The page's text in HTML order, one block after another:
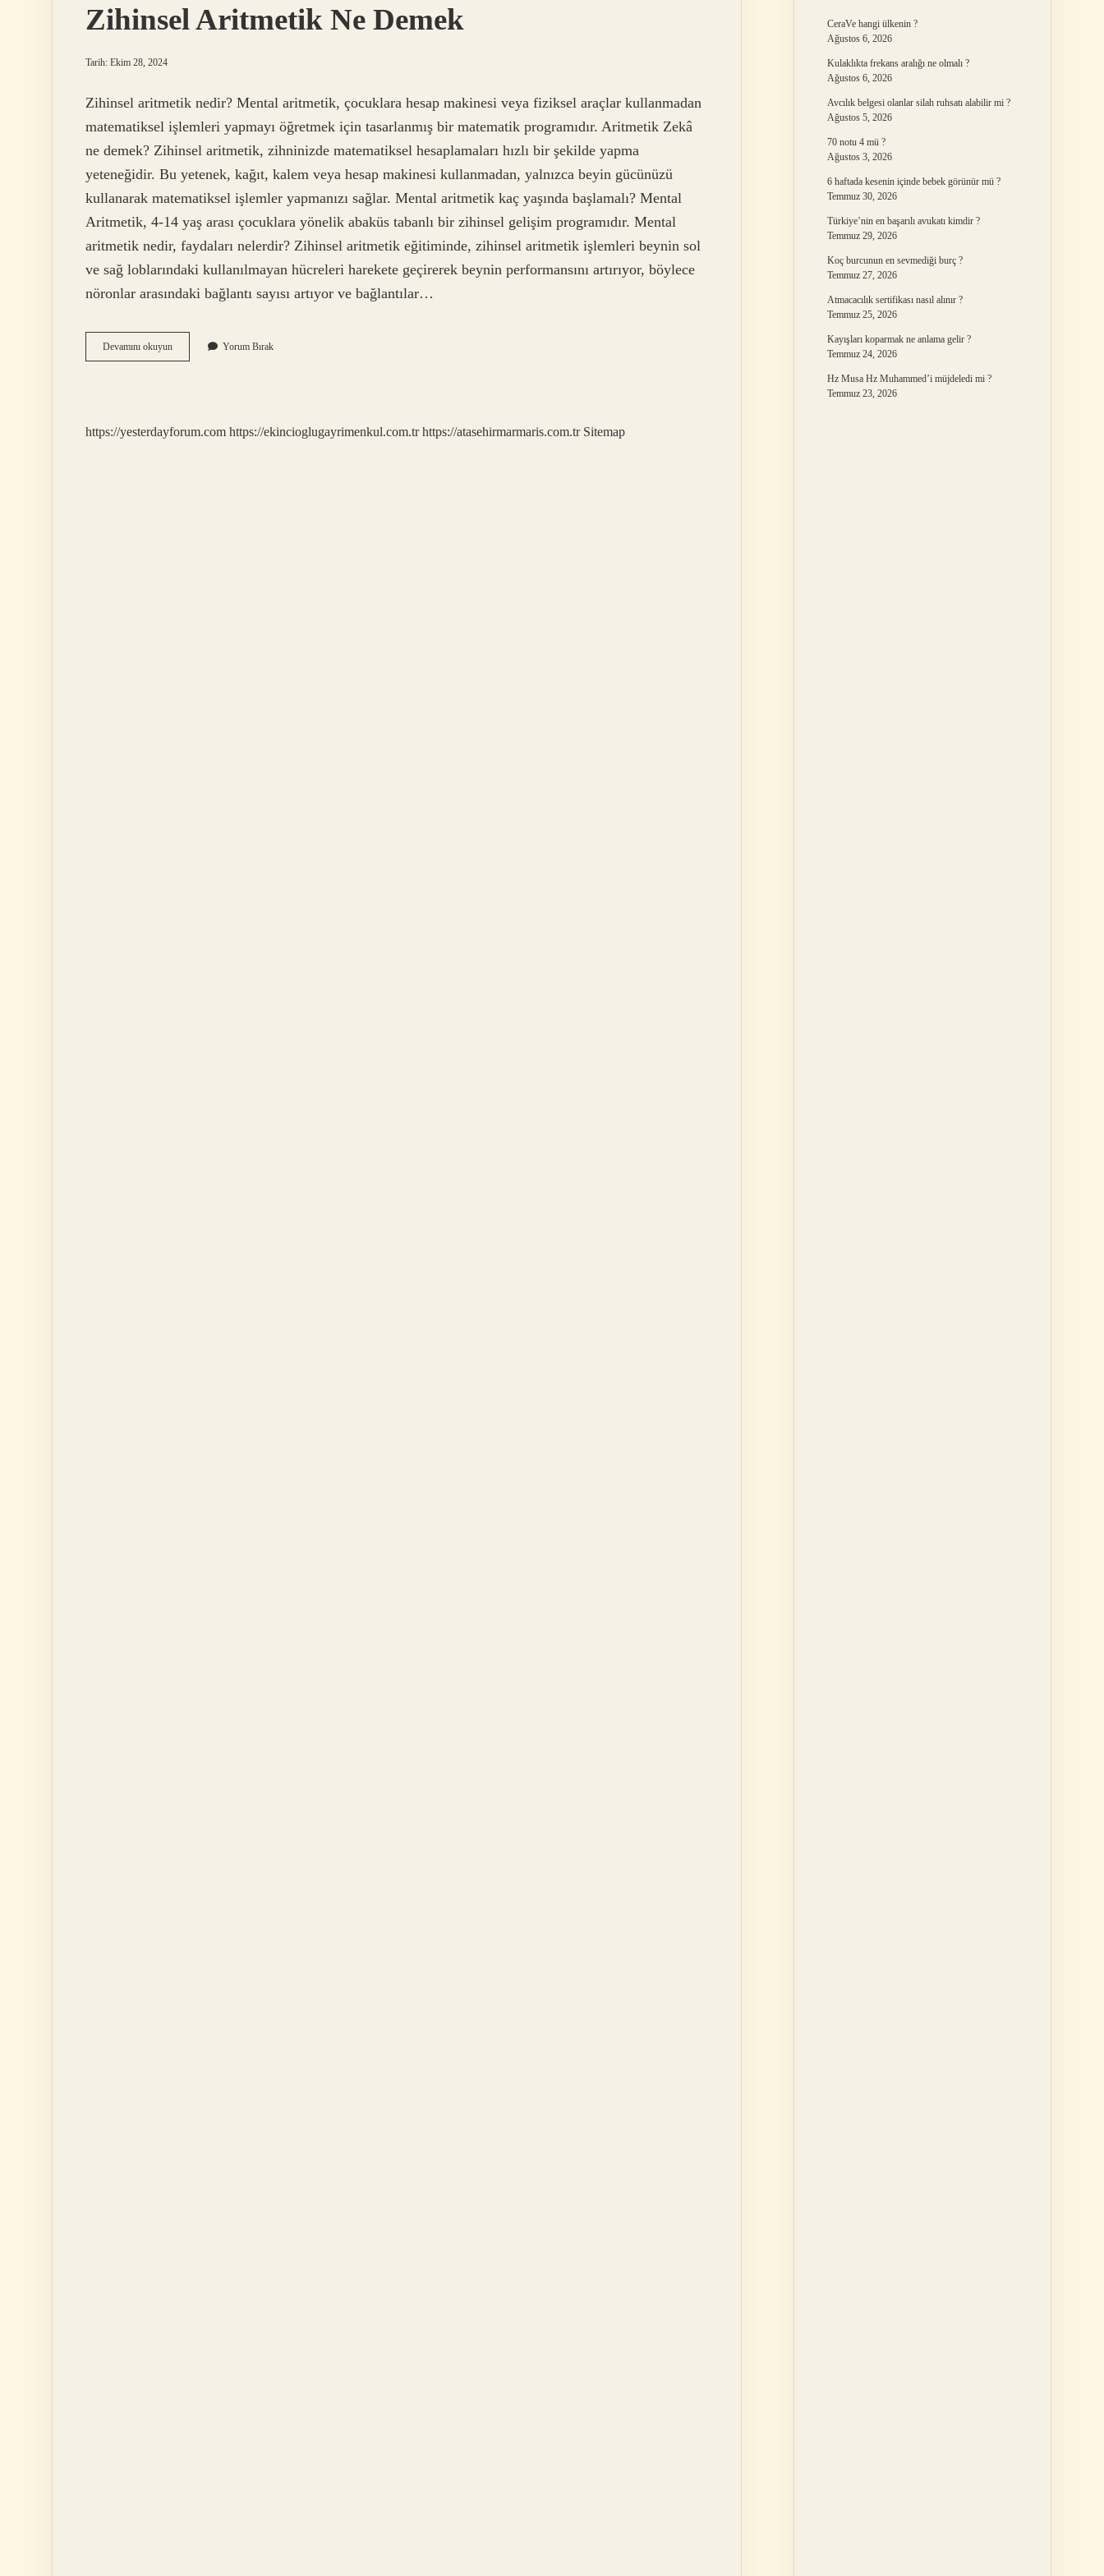
Zihinsel Aritmetik Ne Demek
Tarih: Ekim 28, 2024
Zihinsel aritmetik nedir? Mental aritmetik, çocuklara hesap makinesi veya fiziksel araçlar kullanmadan
matematiksel işlemleri yapmayı öğretmek için tasarlanmış bir matematik programıdır. Aritmetik Zekâ
ne demek? Zihinsel aritmetik, zihninizde matematiksel hesaplamaları hızlı bir şekilde yapma
yeteneğidir. Bu yetenek, kağıt, kalem veya hesap makinesi kullanmadan, yalnızca beyin gücünüzü
kullanarak matematiksel işlemler yapmanızı sağlar. Mental aritmetik kaç yaşında başlamalı? Mental
Aritmetik, 4-14 yaş arası çocuklara yönelik abaküs tabanlı bir zihinsel gelişim programıdır. Mental
aritmetik nedir, faydaları nelerdir? Zihinsel aritmetik eğitiminde, zihinsel aritmetik işlemleri beynin sol
ve sağ loblarındaki kullanılmayan hücreleri harekete geçirerek beynin performansını artırıyor, böylece
nöronlar arasındaki bağlantı sayısı artıyor ve bağlantılar…
Devamını okuyunZihinsel
Aritmetik
Yorum Bırak
https://yesterdayforum.com https://ekincioglugayrimenkul.com.tr https://atasehirmarmaris.com.tr Sitemap
CeraVe hangi ülkenin ?
Ağustos 6, 2026
Kulaklıkta frekans aralığı ne olmalı ?
Ağustos 6, 2026
Avcılık belgesi olanlar silah ruhsatı alabilir mi ?
Ağustos 5, 2026
70 notu 4 mü ?
Ağustos 3, 2026
6 haftada kesenin içinde bebek görünür mü ?
Temmuz 30, 2026
Türkiye’nin en başarılı avukatı kimdir ?
Temmuz 29, 2026
Koç burcunun en sevmediği burç ?
Temmuz 27, 2026
Atmacacılık sertifikası nasıl alınır ?
Temmuz 25, 2026
Kayışları koparmak ne anlama gelir ?
Temmuz 24, 2026
Hz Musa Hz Muhammed’i müjdeledi mi ?
Temmuz 23, 2026